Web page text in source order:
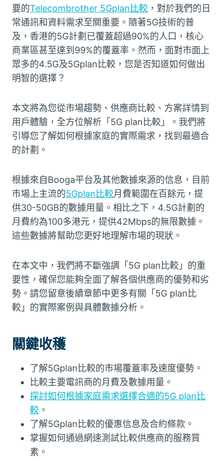
要的Telecombrother 5Gplan比較 ，對於我們的日
常通訊和資料需求至關重要。隨著5G技術的普
及，香港的5G計劃已覆蓋超過90%的人口，核心
商業區甚至達到99%的覆蓋率。然而，面對市面上
眾多的4.5G及5Gplan比較，您是否知道如何做出
明智的選擇？
本文將為您從市場趨勢、供應商比較、方案詳情到
用戶體驗，全方位解析「5G plan比較」。我們將
引導您了解如何根據家庭的實際需求，找到最適合
的計劃。
根據來自Booga平台及其他數據來源的信息，目前
市場上主流的5Gplan比較月費範圍在百餘元，提
供30-50GB的數據用量。相比之下，4.5G計劃的
月費約為100多港元，提供42Mbps的無限數據。
這些數據將幫助您更好地理解市場的現狀。
在本文中，我們將不斷強調「5G plan比較」的重
要性，確保您能夠全面了解各個供應商的優勢和劣
勢。請您留意後續章節中更多有關「5G plan比
較」的實際案例與具體數據分析。
關鍵收穫
了解5Gplan比較的市場覆蓋率及速度優勢。
比較主要電訊商的月費及數據用量。
探討如何根據家庭需求選擇合適的5G plan比
較 。
了解5Gplan比較的優惠信息及合約條款。
掌握如何通過網速測試比較供應商的服務質
素。